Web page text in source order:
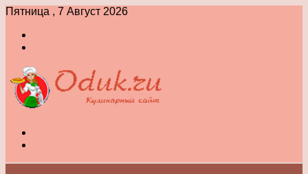
Пятница , 7 Август 2026